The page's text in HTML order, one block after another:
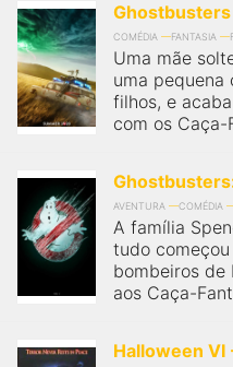
Ghostbusters
COMÉDIA FANTASIA
Uma mãe
uma
filhos, e
com os Caça-
AVENTURA COMÉDIA
A família
tudo
bombeiros de
aos Caça-
Halloween VI